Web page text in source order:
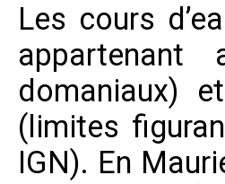
Les cours
appartenant
domaniaux)
(limites
IGN). En